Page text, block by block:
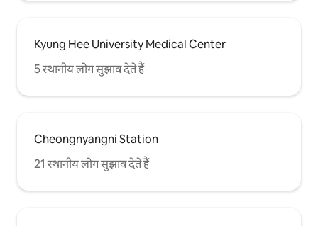
Kyung Hee University Medical Center
5 स्थानीय लोग सुझाव देते हैं
Cheongnyangni Station
21 स्थानीय लोग सुझाव देते हैं